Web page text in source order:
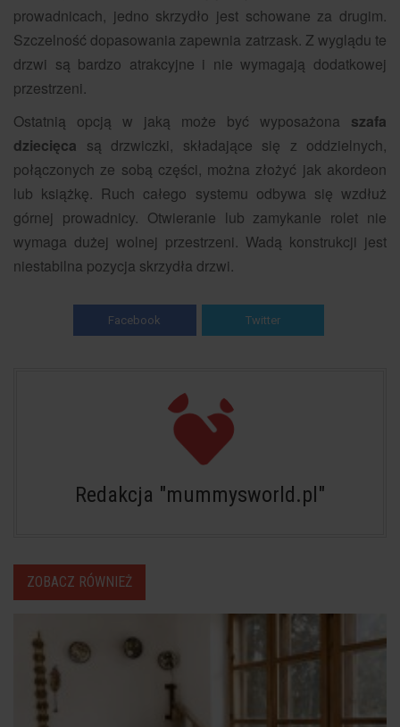
prowadnicach, jedno skrzydło jest schowane za drugim.
Szczelność dopasowania zapewnia zatrzask. Z wyglądu te
drzwi są bardzo atrakcyjne i nie wymagają dodatkowej
przestrzeni.
Ostatnią opcją w jaką może być wyposażona szafa
dziecięca są drzwiczki, składające się z oddzielnych,
połączonych ze sobą części, można złożyć jak akordeon
lub książkę. Ruch całego systemu odbywa się wzdłuż
górnej prowadnicy. Otwieranie lub zamykanie rolet nie
wymaga dużej wolnej przestrzeni. Wadą konstrukcji jest
niestabilna pozycja skrzydła drzwi.
Facebook Twitter
Redakcja "mummysworld.pl"
ZOBACZ RÓWNIEŻ